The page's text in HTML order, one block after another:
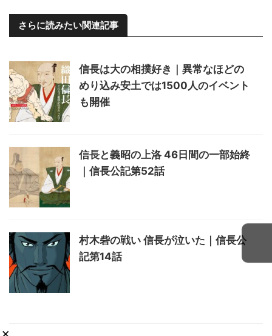
さらに読みたい関連記事
信長は大の相撲好き｜異常なほどの
めり込み安土では1500人のイベント
も開催
信長と義昭の上洛 46日間の一部始終
｜信長公記第52話
村木砦の戦い 信長が泣いた｜信長公
記第14話